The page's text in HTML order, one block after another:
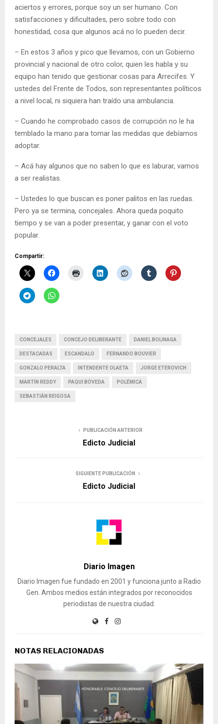
aciertos y errores, porque soy un ser humano. Con
satisfacciones y dificultades, pero sobre todo con
honestidad, cosa que algunos acá no lo pueden decir.
– En estos 3 años y pico que llevamos, con un Gobierno
provincial y nacional de otro color, quien les habla y su
equipo han tenido que gestionar cosas para Arrecifes. Y
ustedes del Frente de Todos, son representantes políticos
a nivel local, ni siquiera han traído una ambulancia.
– Cuando he comprobado casos de corrupción no le ha
temblado la mano para tomar las medidas que debíamos
adoptar.
– Acá hay algunos que no saben lo que es laburar, vamos
a ser realistas.
– Ustedes lo que buscan es poner palitos en las ruedas.
Pero ya se termina, concejales. Ahora queda poquito
tiempo y se van a poder presentar, y ganar con el voto
popular.
Compartir:
CONCEJALES CONCEJO DELIBERANTE DANIEL BOLINAGA
DESTACADAS ESCANDALO FERNANDO BOUVIER
GONZALO PERALTA INTENDENTE OLAETA JORGE ETEROVICH
MARTÍN REDDY PAQUI BÓVEDA POLÉMICA
SEBASTIÁN REIGOSA
PUBLICACIÓN ANTERIOR
Edicto Judicial
SIGUIENTE PUBLICACIÓN
Edicto Judicial
Diario Imagen
Diario Imagen fue fundado en 2001 y funciona junto a Radio
Gen. Ambos medios están integrados por reconocidos
periodistas de nuestra ciudad.
NOTAS RELACIONADAS